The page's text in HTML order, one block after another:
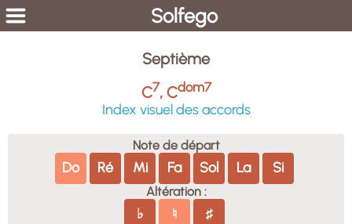
Solfego
Septième
C7, Cdom7
Index visuel des accords
Note de départ
Do Ré Mi Fa Sol La Si
Altération :
♭ ♮ ♯